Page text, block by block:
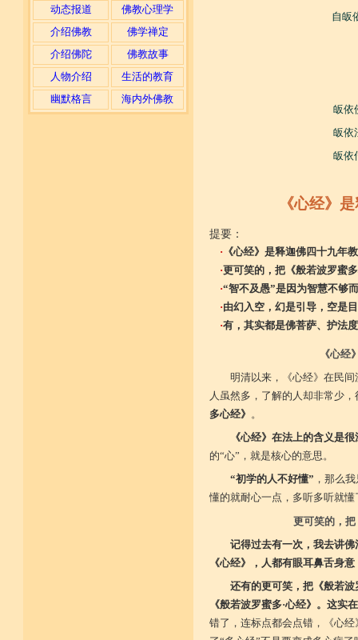
动态报道
佛教心理学
介绍佛教
佛学禅定
介绍佛陀
佛教故事
人物介绍
生活的教育
幽默格言
海内外佛教
自皈
皈依
皈依
皈依
《心经》
提要：
· 《心经》是释迦佛四十九年
·更可笑的，把《般若波罗蜜
·“智不及愚”是因为智慧不够
·由幻入空，幻是引导，空是
·有，其实都是佛菩萨、护法
《心经
明清以来，《心经》在民
人虽然多，了解的人却非常少
多心经》 。
《心经》在法上的含义是
的“心”，就是核心的意思。
“初学的人不好懂” ，那么
懂的就耐心一点，多听多听就懂
更可笑的，
记得过去有一次，我去讲
《心经》，人都有眼耳鼻舌身
还有的更可笑，把《般若
《般若波罗蜜多·心经》。这实
错了，连标点都会点错，《心